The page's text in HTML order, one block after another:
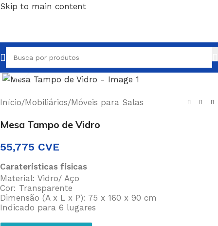
Skip to main content
Clique para ampliar
Início/Mobiliários/Móveis para Salas
Mesa Tampo de Vidro
55,775 CVE
Caraterísticas físicas
Material: Vidro/ Aço
Cor: Transparente
Dimensão (A x L x P): 75 x 160 x 90 cm
Indicado para 6 lugares